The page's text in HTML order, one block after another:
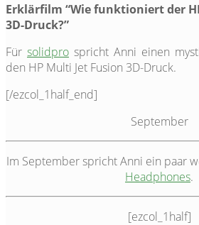
Erklärfilm “Wie funktioniert der
3D-Druck?”
Für solidpro spricht Anni einen
den HP Multi Jet Fusion 3D-Druck.
[/ezcol_1half_end]
September
Im September spricht Anni ein paar
Headphones.
[ezcol_1half]